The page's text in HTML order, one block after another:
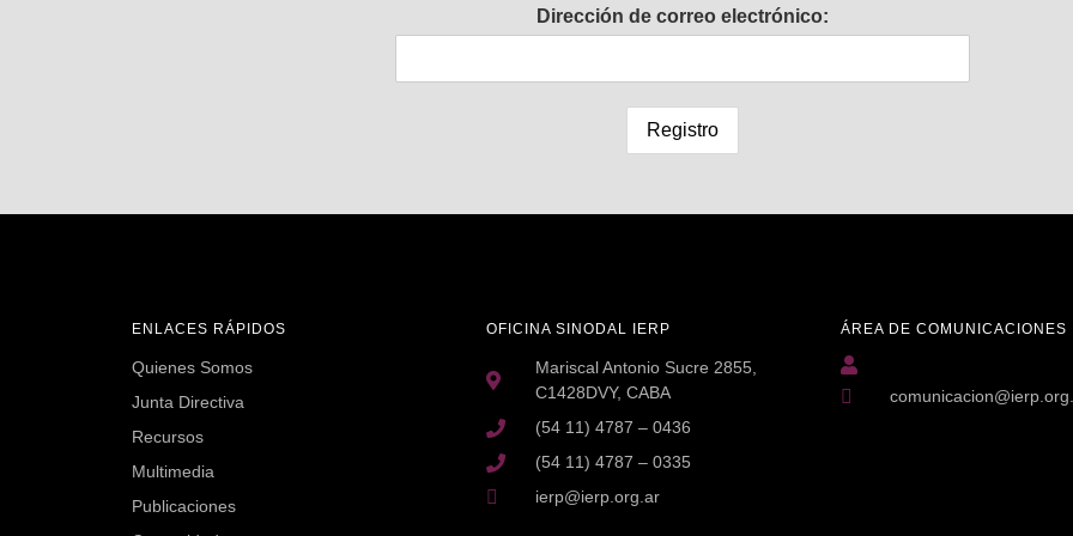
Dirección de correo electrónico:
ENLACES RÁPIDOS
Quienes Somos
Junta Directiva
Recursos
Multimedia
Publicaciones
OFICINA SINODAL IERP
Mariscal Antonio Sucre 2855,
C1428DVY, CABA
(54 11) 4787 – 0436
(54 11) 4787 – 0335
ierp@ierp.org.ar
ÁREA DE COMUNICACIONES